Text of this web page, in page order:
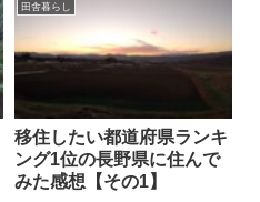
田舎暮らし
移住したい都道府県ランキ
ング1位の長野県に住んで
みた感想【その1】